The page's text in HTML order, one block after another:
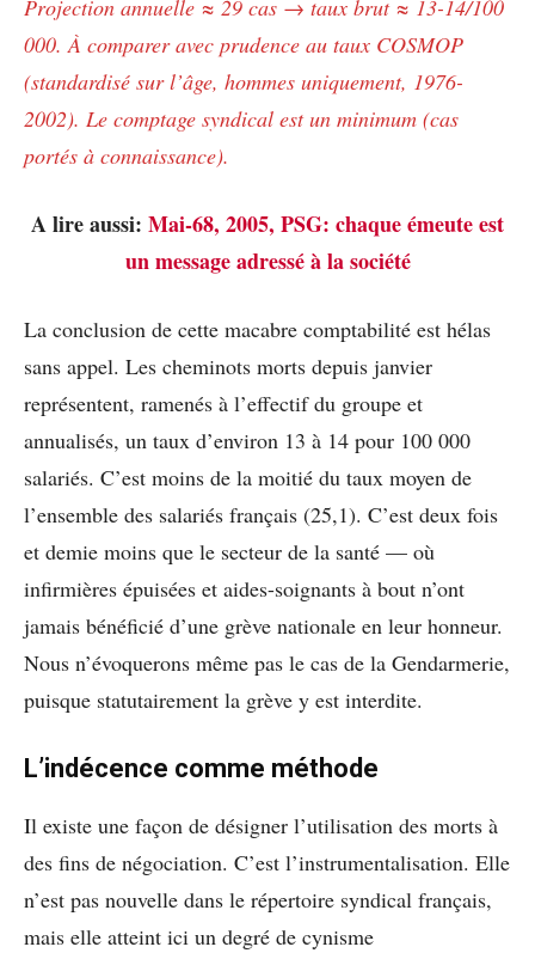
Projection annuelle ≈ 29 cas → taux brut ≈ 13-14/100
000. À comparer avec prudence au taux COSMOP
(standardisé sur l’âge, hommes uniquement, 1976-
2002). Le comptage syndical est un minimum (cas
portés à connaissance).
A lire aussi: Mai-68, 2005, PSG: chaque émeute est
un message adressé à la société
La conclusion de cette macabre comptabilité est hélas
sans appel. Les cheminots morts depuis janvier
représentent, ramenés à l’effectif du groupe et
annualisés, un taux d’environ 13 à 14 pour 100 000
salariés. C’est moins de la moitié du taux moyen de
l’ensemble des salariés français (25,1). C’est deux fois
et demie moins que le secteur de la santé — où
infirmières épuisées et aides-soignants à bout n’ont
jamais bénéficié d’une grève nationale en leur honneur.
Nous n’évoquerons même pas le cas de la Gendarmerie,
puisque statutairement la grève y est interdite.
L’indécence comme méthode
Il existe une façon de désigner l’utilisation des morts à
des fins de négociation. C’est l’instrumentalisation. Elle
n’est pas nouvelle dans le répertoire syndical français,
mais elle atteint ici un degré de cynisme